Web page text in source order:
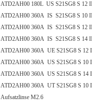
ATD2AH00 180L US S21SG8 S 12
ATD2AH00 360A IS S21SG8 S 10
ATD2AH00 360A IS S21SG8 S
ATD2AH00 360A IS S21SG8 S 14
ATD2AH00 360A UE S21SG8 S 12
ATD2AH00 360A US S21SG8 S 10
ATD2AH00 360A US S21SG8 S 14
ATD2AH00 360A UT S21SG8 S 10
Aufsatzlinse M2.6